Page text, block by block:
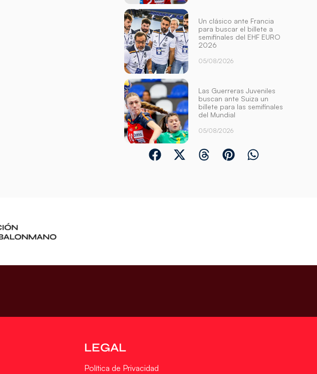
Un clásico ante Francia
para buscar el billete a
semifinales del EHF EURO
2026
05/08/2026
Las Guerreras Juveniles
buscan ante Suiza un
billete para las semifinales
del Mundial
05/08/2026
LEGAL
Política de Privacidad